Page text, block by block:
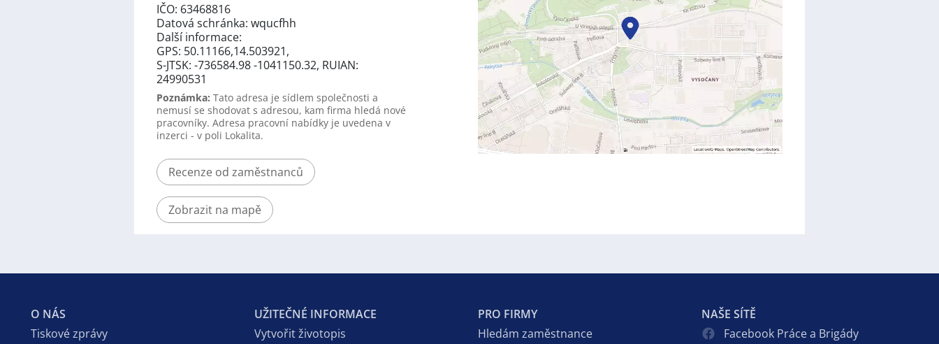
IČO: 63468816
Datová schránka: wqucfhh
Další informace:
GPS: 50.11166,14.503921,
S-JTSK: -736584.98 -1041150.32, RUIAN:
24990531
Poznámka: Tato adresa je sídlem společnosti a
nemusí se shodovat s adresou, kam firma hledá nové
pracovníky. Adresa pracovní nabídky je uvedena v
inzerci - v poli Lokalita.
Recenze od zaměstnanců
Zobrazit na mapě
O NÁS
Tiskové zprávy
UŽITEČNÉ INFORMACE
Vytvořit životopis
PRO FIRMY
Hledám zaměstnance
NAŠE SÍTĚ
Facebook Práce a Brigády